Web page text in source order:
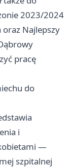
2023/2024
Najlepszy
pracę
do
i
—
szpitalnej